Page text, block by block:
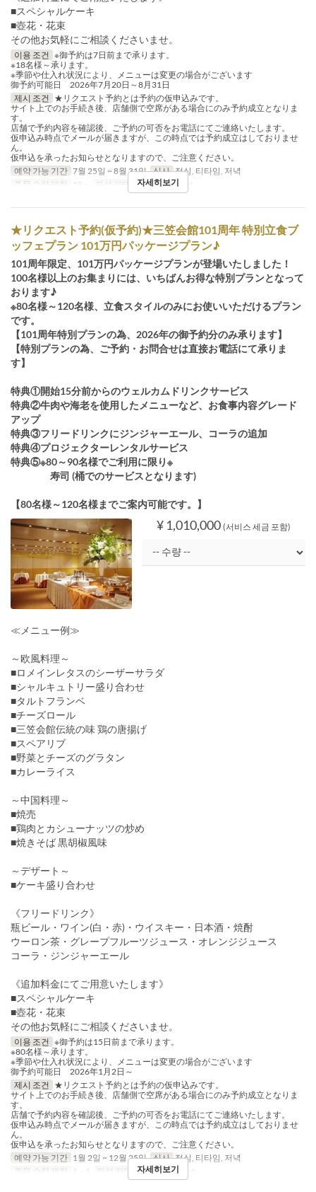
■スペシャルケーキ
■壺花・花束
その他お気軽にご相談くださいませ。
이용 조건 ※御予約は7日前まで承ります。
※18名様～承ります。
※季節や仕入れ状況により、メニューは変更の場合がございます
御予約可能日 2026年7月20日～8月31日
제시 조건
★リクエスト予約とは予約の仮申込みです。
サイト上でのお手続き後、店舗側で空席がある場合にのみ予約成立となりま
す。
店舗で予約内容を確認後、ご予約の可否をお電話にてご連絡いたします。
仮申込み時点でメールが届きますが、この時点では予約成立はしておりませ
ん。
仮申込を承ったお知らせとなりますので、ご注意ください。
예약 가능 기간 7월 25일 ~ 8월 31일 식사 점심, 티타임, 저녁
주문 수량 제한
18 ~ 좌석 카테고리 Restaurant
자세히보기
★リクエスト予約(仮予約)★三笠会館101周年 特別立食ブ
ッフェプラン 101万円パッケージプラン♪
101周年限定、101万円パッケージプランが登場いたしました！
100名様以上のお集まりには、いちばんお得な特別プランとなって
おります♪
※80名様～120名様、立食スタイルのみにお使いいただけるプラン
です。
【101周年特別プランの為、2026年の御予約分のみ承ります】
【特別プランの為、ご予約・お問合せは直接お電話にて承りま
す】
特典①開始15分前からのウェルカムドリンクサービス
特典②牛肉や海老を使用したメニューなど、お食事内容グレード
アップ
特典③フリードリンクにジンジャーエール、コーラの追加
特典④プロジェクターレンタルサービス
特典⑤※80～90名様でご利用に限り※
寿司 (桶でのサービスとなります)
【80名様～120名様までご案内可能です。】
¥ 1,010,000 (서비스 세금 포함)
≪メニュー例≫
～欧風料理～
■ロメインレタスのシーザーサラダ
■シャルキュトリー盛り合わせ
■タルトフランベ
■チーズロール
■三笠会館伝統の味 鶏の唐揚げ
■スペアリブ
■野菜とチーズのグラタン
■カレーライス
～中国料理～
■焼売
■鶏肉とカシューナッツの炒め
■焼きそば 黒胡椒風味
～デザート～
■ケーキ盛り合わせ
《フリードリンク》
瓶ビール・ワイン(白・赤)・ウイスキー・日本酒・焼酎
ウーロン茶・グレープフルーツジュース・オレンジジュース
コーラ・ジンジャーエール
《追加料金にてご用意いたします》
■スペシャルケーキ
■壺花・花束
その他お気軽にご相談くださいませ。
이용 조건 ※御予約は15日前まで承ります。
※80名様～承ります。
※季節や仕入れ状況により、メニューは変更の場合がございます
御予約可能日 2026年1月2日～
제시 조건
★リクエスト予約とは予約の仮申込みです。
サイト上でのお手続き後、店舗側で空席がある場合にのみ予約成立となりま
す。
店舗で予約内容を確認後、ご予約の可否をお電話にてご連絡いたします。
仮申込み時点でメールが届きますが、この時点では予約成立はしておりませ
ん。
仮申込を承ったお知らせとなりますので、ご注意ください。
예약 가능 기간 1월 2일 ~ 12월 25일 식사 점심, 티타임, 저녁
주문 수량 제한
1 ~ 1 좌석 카테고리 Restaurant
자세히보기